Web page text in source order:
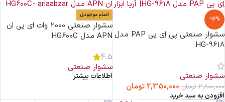
-16%
سشوار صنعتی پی اِی پی PAP مدل
HG-9618
سشوار صنعتی
2,800,000تومان 2,350,000تومان
افزودن به سبد خرید
اتمام موجودی
سشوار صنعتی 2000 وات ای پی ان
APN مدل HG600C
4.5
سشوار صنعتی
اطلاعات بیشتر